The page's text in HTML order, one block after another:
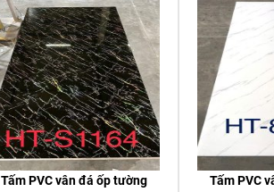
Tấm PVC vân đá ốp tường
Tấm PVC